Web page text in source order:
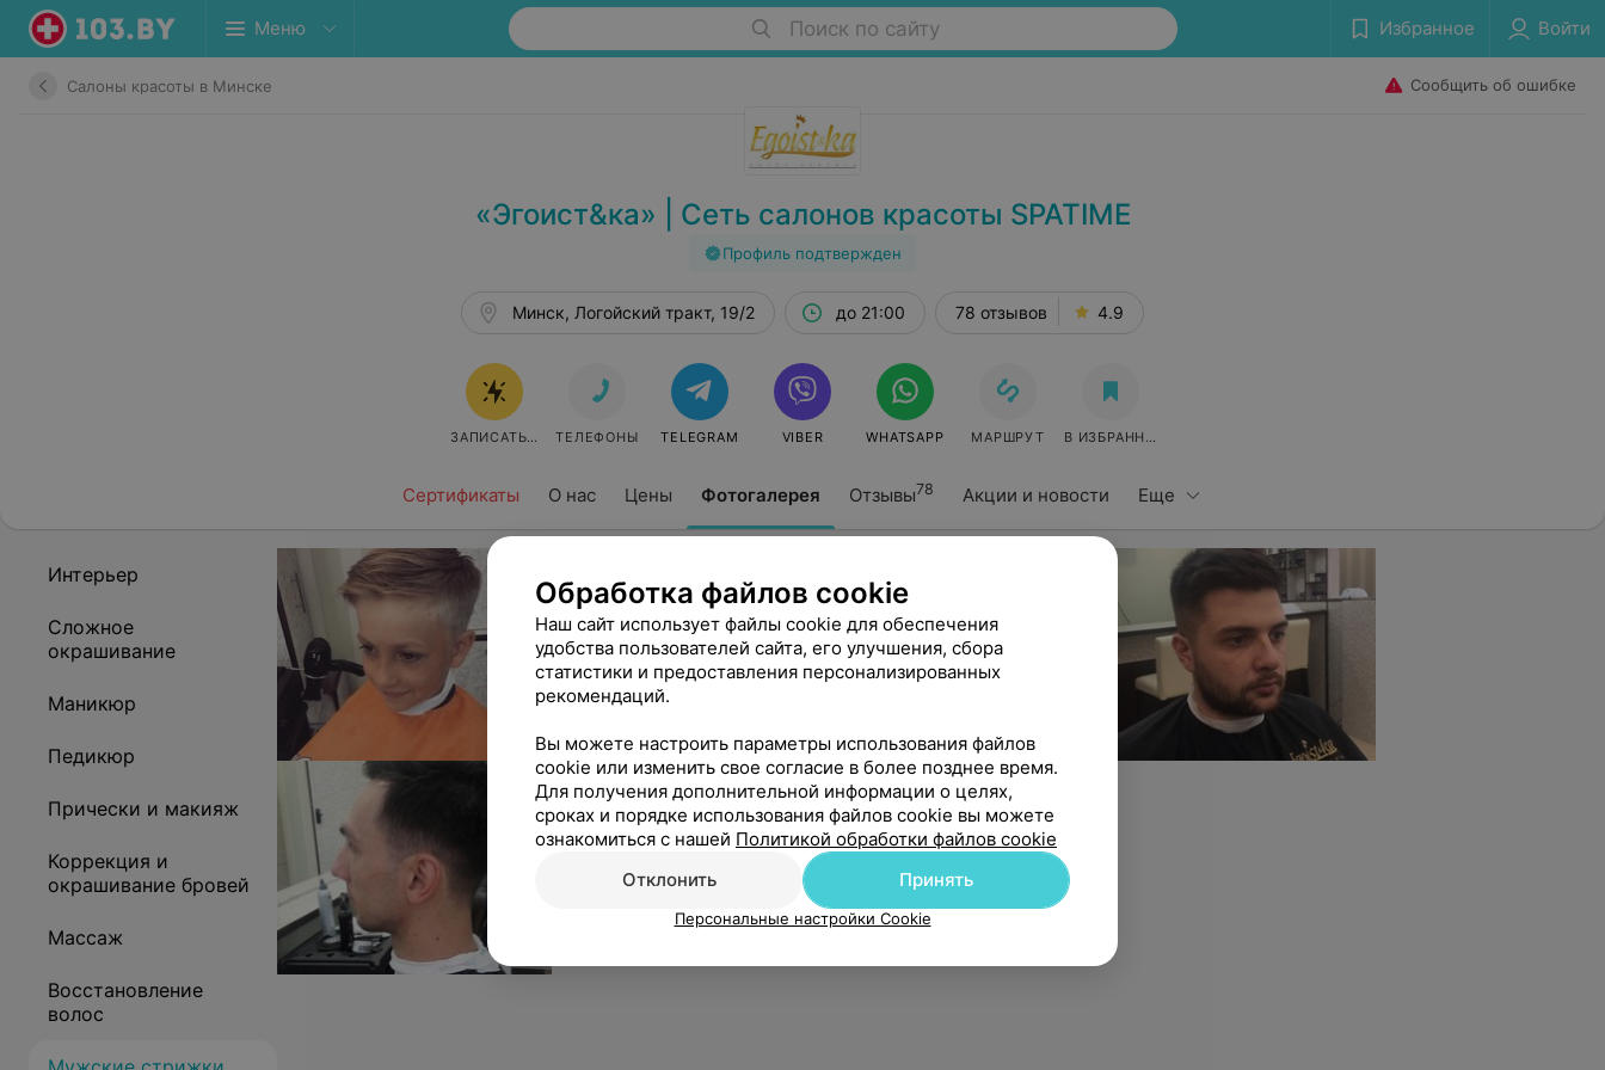
Меню Поиск по сайту Избранное Войти
Салоны красоты в Минске Сообщить об ошибке
«Эгоист&ка» | Сеть салонов красоты SPATIME
Профиль подтвержден
Сертификаты О нас Цены Фотогалерея Отзывы78 Акции и новости Еще
Минск, Логойский тракт, 19/2 до 21:00 78 отзывов 4.9
ЗАПИСАТЬСЯ ТЕЛЕФОНЫ TELEGRAM VIBER WHATSAPP МАРШРУТ В ИЗБРАННОЕ
Интерьер
Сложное
окрашивание
Маникюр
Педикюр
Прически и макияж
Коррекция и
окрашивание бровей
Массаж
Восстановление
волос
Обработка файлов cookie
Наш сайт использует файлы cookie для обеспечения
удобства пользователей сайта, его улучшения, сбора
статистики и предоставления персонализированных
рекомендаций.
Вы можете настроить параметры использования файлов
cookie или изменить свое согласие в более позднее время.
Для получения дополнительной информации о целях,
сроках и порядке использования файлов cookie вы можете
ознакомиться с нашей Политикой обработки файлов cookie
Отклонить
Принять
Персональные настройки Cookie